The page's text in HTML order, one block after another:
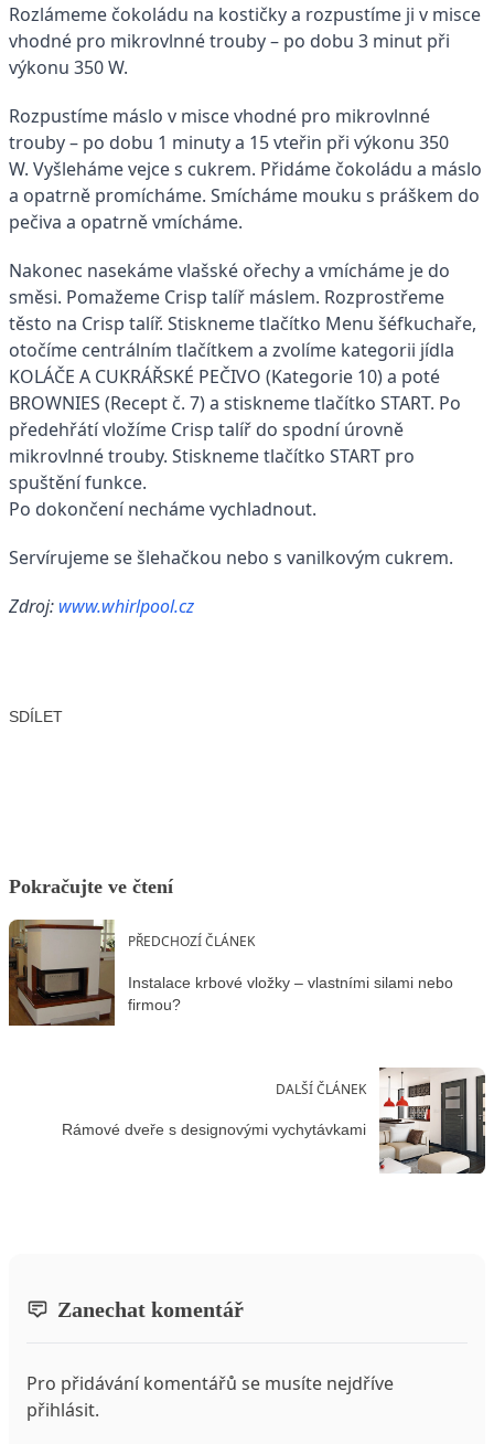
Rozlámeme čokoládu na kostičky a rozpustíme ji v misce
vhodné pro mikrovlnné trouby – po dobu 3 minut při
výkonu 350 W.
Rozpustíme máslo v misce vhodné pro mikrovlnné
trouby – po dobu 1 minuty a 15 vteřin při výkonu 350
W. Vyšleháme vejce s cukrem. Přidáme čokoládu a máslo
a opatrně promícháme. Smícháme mouku s práškem do
pečiva a opatrně vmícháme.
Nakonec nasekáme vlašské ořechy a vmícháme je do
směsi. Pomažeme Crisp talíř máslem. Rozprostřeme
těsto na Crisp talíř. Stiskneme tlačítko Menu šéfkuchaře,
otočíme centrálním tlačítkem a zvolíme kategorii jídla
KOLÁČE A CUKRÁŘSKÉ PEČIVO (Kategorie 10) a poté
BROWNIES (Recept č. 7) a stiskneme tlačítko START. Po
předehřátí vložíme Crisp talíř do spodní úrovně
mikrovlnné trouby. Stiskneme tlačítko START pro
spuštění funkce.
Po dokončení necháme vychladnout.
Servírujeme se šlehačkou nebo s vanilkovým cukrem.
Zdroj: www.whirlpool.cz
SDÍLET
Pokračujte ve čtení
PŘEDCHOZÍ ČLÁNEK
Instalace krbové vložky – vlastními silami nebo
firmou?
DALŠÍ ČLÁNEK
Rámové dveře s designovými vychytávkami
Zanechat komentář
Pro přidávání komentářů se musíte nejdříve
přihlásit.